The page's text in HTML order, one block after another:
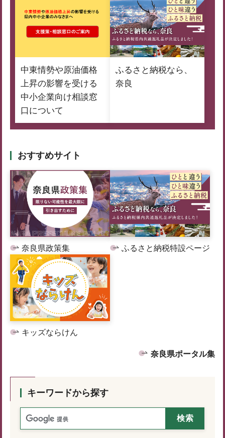
中東情勢や原油価格
上昇の影響を受ける
中小企業向け相談窓
口について
ふるさと納税なら、
奈良
おすすめサイト
奈良県政策集 ふるさと納税特設ページ
キッズならけん
奈良県ポータル集
キーワードから探す